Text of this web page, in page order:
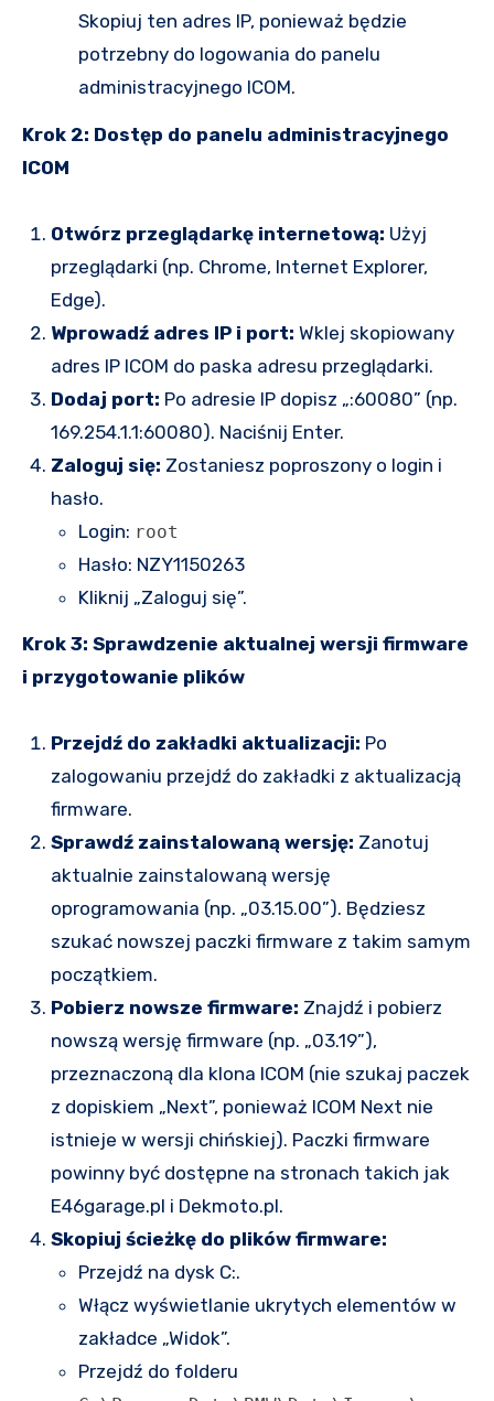
Skopiuj ten adres IP, ponieważ będzie
potrzebny do logowania do panelu
administracyjnego ICOM.
Krok 2: Dostęp do panelu administracyjnego
ICOM
Otwórz przeglądarkę internetową: Użyj
przeglądarki (np. Chrome, Internet Explorer,
Edge).
Wprowadź adres IP i port: Wklej skopiowany
adres IP ICOM do paska adresu przeglądarki.
Dodaj port: Po adresie IP dopisz „:60080” (np.
169.254.1.1:60080). Naciśnij Enter.
Zaloguj się: Zostaniesz poproszony o login i
hasło.
Login: root
Hasło: NZY1150263
Kliknij „Zaloguj się”.
Krok 3: Sprawdzenie aktualnej wersji firmware
i przygotowanie plików
Przejdź do zakładki aktualizacji: Po
zalogowaniu przejdź do zakładki z aktualizacją
firmware.
Sprawdź zainstalowaną wersję: Zanotuj
aktualnie zainstalowaną wersję
oprogramowania (np. „03.15.00”). Będziesz
szukać nowszej paczki firmware z takim samym
początkiem.
Pobierz nowsze firmware: Znajdź i pobierz
nowszą wersję firmware (np. „03.19”),
przeznaczoną dla klona ICOM (nie szukaj paczek
z dopiskiem „Next”, ponieważ ICOM Next nie
istnieje w wersji chińskiej). Paczki firmware
powinny być dostępne na stronach takich jak
E46garage.pl i Dekmoto.pl.
Skopiuj ścieżkę do plików firmware:
Przejdź na dysk C:.
Włącz wyświetlanie ukrytych elementów w
zakładce „Widok”.
Przejdź do folderu